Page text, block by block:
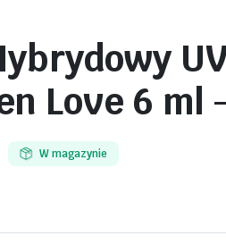
Love 6 ml
W magazynie